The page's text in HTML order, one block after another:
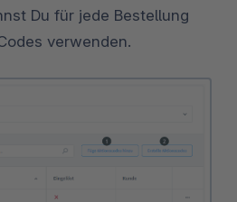
Du für jede Bestellung
verwenden.